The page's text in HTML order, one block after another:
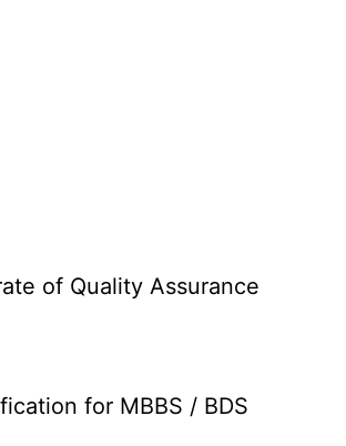
of Quality Assurance
for MBBS / BDS